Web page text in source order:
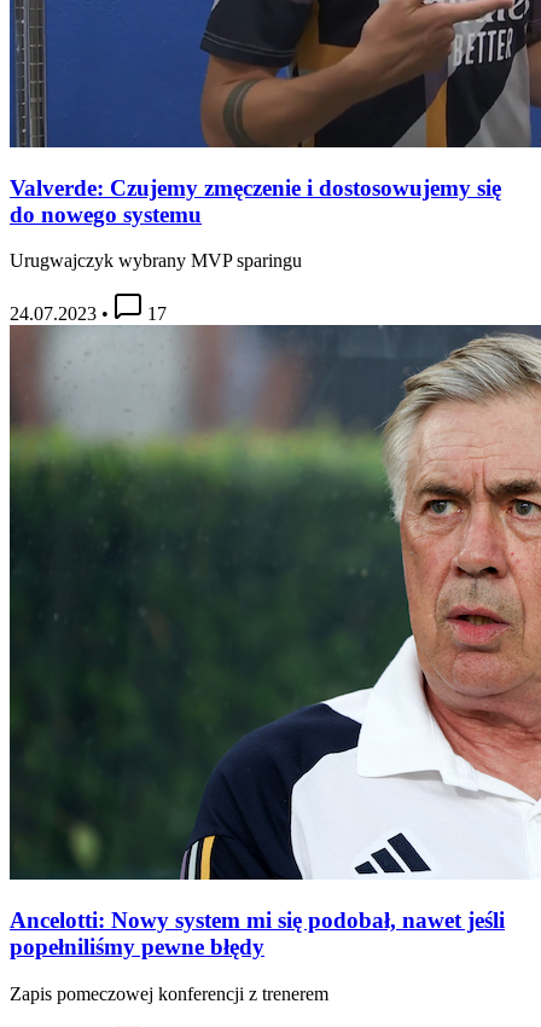
Valverde: Czujemy zmęczenie i dostosowujemy się
do nowego systemu
Urugwajczyk wybrany MVP sparingu
24.07.2023 • 17
Ancelotti: Nowy system mi się podobał, nawet jeśli
popełniliśmy pewne błędy
Zapis pomeczowej konferencji z trenerem